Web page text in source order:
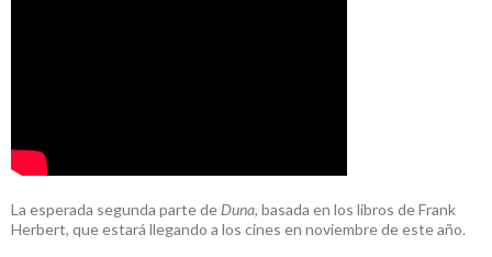
La esperada segunda parte de Duna, basada en los libros de Frank
Herbert, que estará llegando a los cines en noviembre de este año.